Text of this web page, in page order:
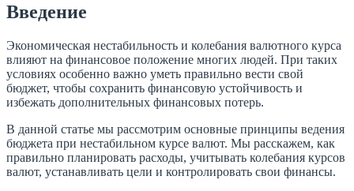
Введение
Экономическая нестабильность и колебания валютного курса
влияют на финансовое положение многих людей. При таких
условиях особенно важно уметь правильно вести свой
бюджет, чтобы сохранить финансовую устойчивость и
избежать дополнительных финансовых потерь.
В данной статье мы рассмотрим основные принципы ведения
бюджета при нестабильном курсе валют. Мы расскажем, как
правильно планировать расходы, учитывать колебания курсов
валют, устанавливать цели и контролировать свои финансы.